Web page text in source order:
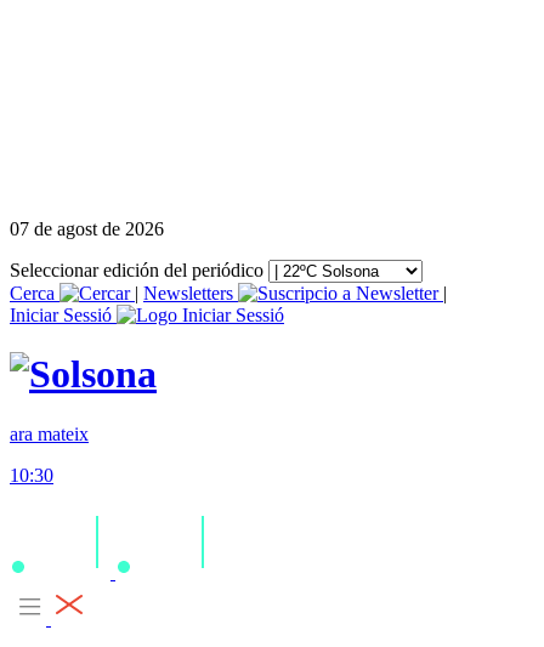
07 de agost de 2026
Seleccionar edición del periódico
Cerca
| Newsletters
|
Iniciar Sessió
ara mateix
10:30